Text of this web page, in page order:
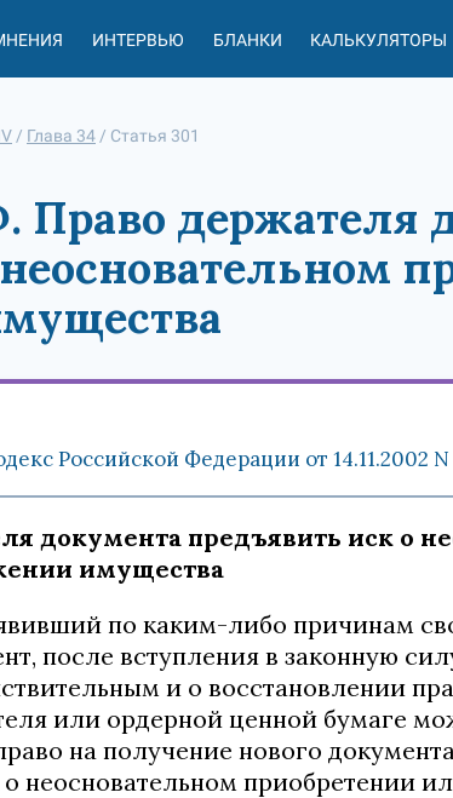
ИНТЕРВЬЮ БЛАНКИ КАЛЬКУЛЯТОРЫ
/ Глава 34 / Статья 301
Право держателя
Российской Федерации от 14.11.2002
документа предъявить иск о
имущества
по каким-либо причинам
после вступления в законную
и о восстановлении
или ордерной ценной бумаге
на получение нового
о неосновательном приобретении